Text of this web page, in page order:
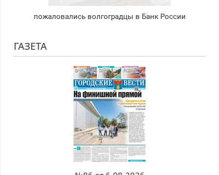
пожаловались волгоградцы в Банк России
ГАЗЕТА